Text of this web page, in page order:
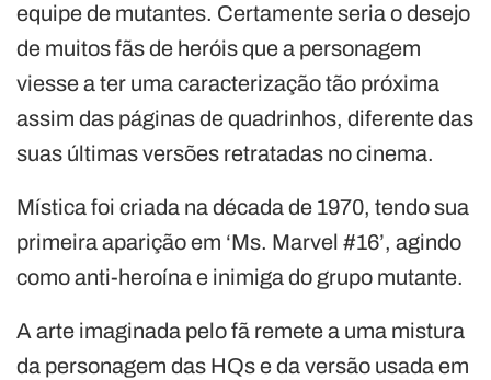
equipe de mutantes. Certamente seria o desejo
de muitos fãs de heróis que a personagem
viesse a ter uma caracterização tão próxima
assim das páginas de quadrinhos, diferente das
suas últimas versões retratadas no cinema.
Mística foi criada na década de 1970, tendo sua
primeira aparição em ‘Ms. Marvel #16’, agindo
como anti-heroína e inimiga do grupo mutante.
A arte imaginada pelo fã remete a uma mistura
da personagem das HQs e da versão usada em